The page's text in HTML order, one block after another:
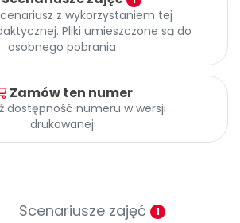
numeryz wykorzystaniem tej
Pliki umieszczone są do
osobnego pobrania
Zamów ten numer
dostępność numeru w wersji
drukowanej
Scenariusze zajęć 1